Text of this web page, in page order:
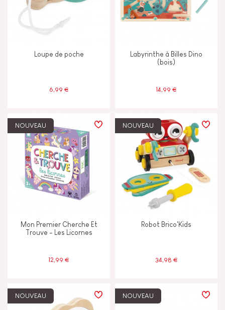
Marcher courir & bouger
Cloche ou Grelot
Encre végétale
Magnétique
2-3 2 - 3 ans
Loupe de poche
6,99 €
Labyrinthe à Billes Dino
(bois)
14,99 €
NOUVEAU
Mon Premier Cherche Et
Trouve - Les Licornes
12,99 €
NOUVEAU
Robot Brico'Kids
34,98 €
NOUVEAU NOUVEAU